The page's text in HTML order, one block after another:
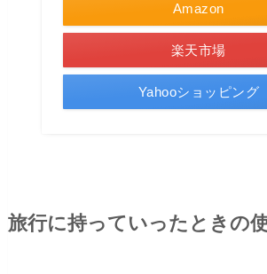
Amazon
楽天市場
Yahooショッピング
旅行に持っていったときの